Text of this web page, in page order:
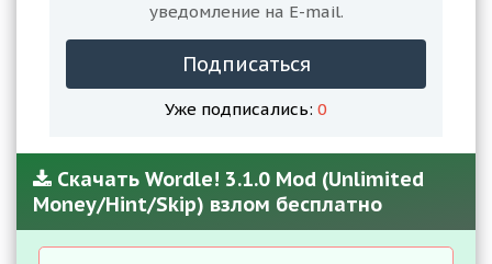
уведомление на E-mail.
Подписаться
Уже подписались: 0
Скачать Wordle! 3.1.0 Mod (Unlimited
Money/Hint/Skip) взлом бесплатно